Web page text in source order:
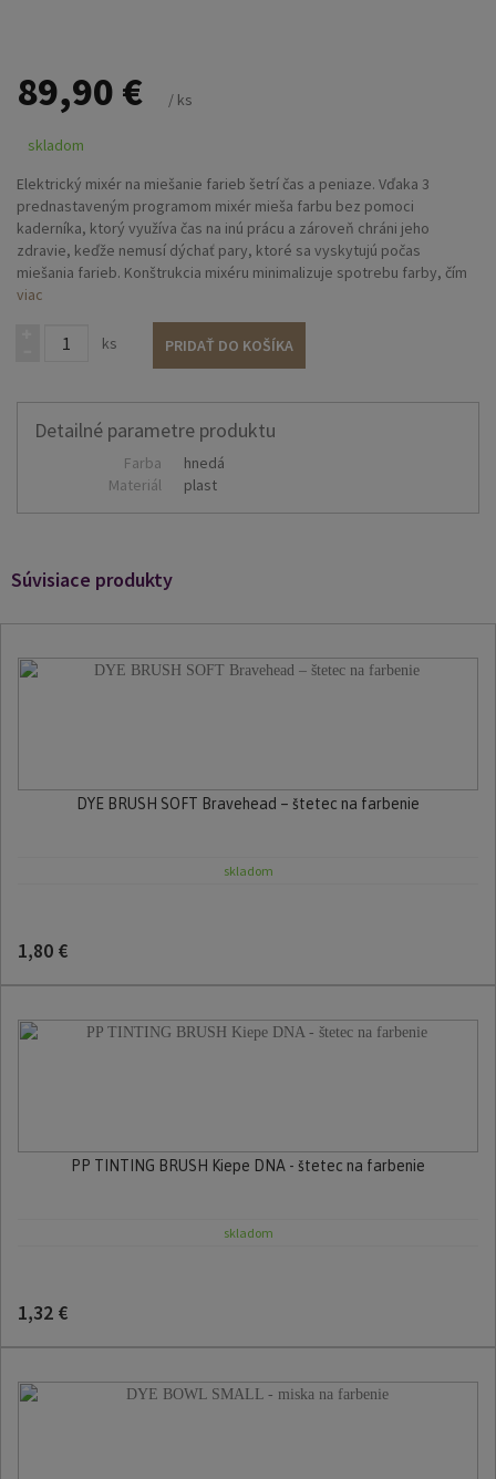
89,90 € / ks
skladom
Elektrický mixér na miešanie farieb šetrí čas a peniaze. Vďaka 3
prednastaveným programom mixér mieša farbu bez pomoci
kaderníka, ktorý využíva čas na inú prácu a zároveň chráni jeho
zdravie, keďže nemusí dýchať pary, ktoré sa vyskytujú počas
miešania farieb. Konštrukcia mixéru minimalizuje spotrebu farby, čím
sa vlastne minimalizuje spotreba materiálu. Vlastnosti: - zariadenie je
uzáver s mixérom je odnímateľný pre lepšie vyčistenie Technické
Balenie obsahuje: 4 farebné misky - 400 ml/1 ks 4 štetce na farbenie 1
uzáver / mixér 1 adaptér / nabíjacia šnúra
viac
ks PRIDAŤ DO KOŠÍKA
Detailné parametre produktu
Farba
hnedá
Materiál
plast
Súvisiace produkty
DYE BRUSH SOFT Bravehead – štetec na farbenie
skladom
1,80 €
PP TINTING BRUSH Kiepe DNA - štetec na farbenie
skladom
1,32 €